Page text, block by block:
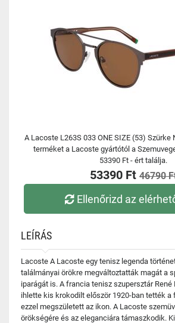
A Lacoste L263S 033 ONE SIZE (53) Szürke
terméket a Lacoste gyártótól a
53390 Ft - ért találja.
53390 Ft 46790
Ellenőrizd az
LEÍRÁS
Lacoste A Lacoste egy tenisz legenda
találmányai örökre megváltoztatták magát a
iparágát is. A francia tenisz szupersztár
ihlette kis krokodilt először 1920-ban tették a
ezzel megszületett az ikon. A Lacoste
örökségére és az eleganciára támaszkodik.